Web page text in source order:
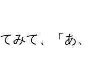
みて、「あ